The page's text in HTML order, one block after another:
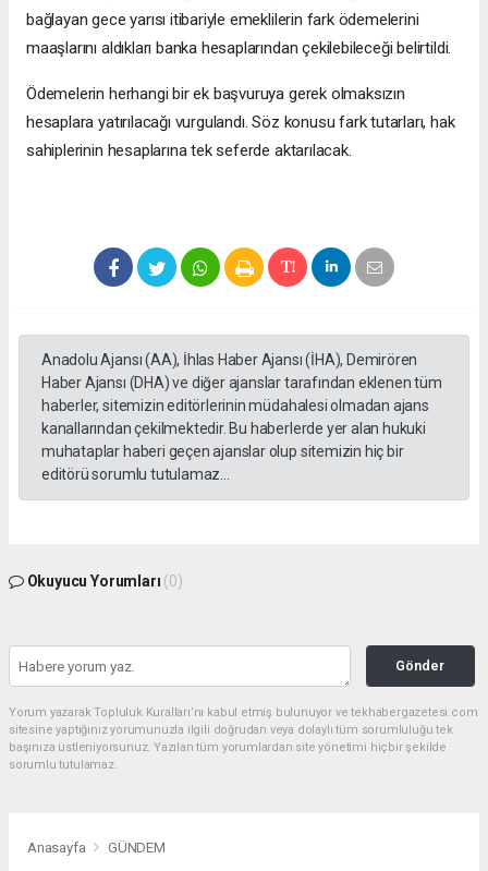
bağlayan gece yarısı itibariyle emeklilerin fark ödemelerini
maaşlarını aldıkları banka hesaplarından çekilebileceği belirtildi.
Ödemelerin herhangi bir ek başvuruya gerek olmaksızın
hesaplara yatırılacağı vurgulandı. Söz konusu fark tutarları, hak
sahiplerinin hesaplarına tek seferde aktarılacak.
Anadolu Ajansı (AA), İhlas Haber Ajansı (İHA), Demirören
Haber Ajansı (DHA) ve diğer ajanslar tarafından eklenen tüm
haberler, sitemizin editörlerinin müdahalesi olmadan ajans
kanallarından çekilmektedir. Bu haberlerde yer alan hukuki
muhataplar haberi geçen ajanslar olup sitemizin hiç bir
editörü sorumlu tutulamaz...
Okuyucu Yorumları (0)
Gönder
Yorum yazarak Topluluk Kuralları’nı kabul etmiş bulunuyor ve tekhabergazetesi.com
sitesine yaptığınız yorumunuzla ilgili doğrudan veya dolaylı tüm sorumluluğu tek
başınıza üstleniyorsunuz. Yazılan tüm yorumlardan site yönetimi hiçbir şekilde
sorumlu tutulamaz.
Anasayfa GÜNDEM